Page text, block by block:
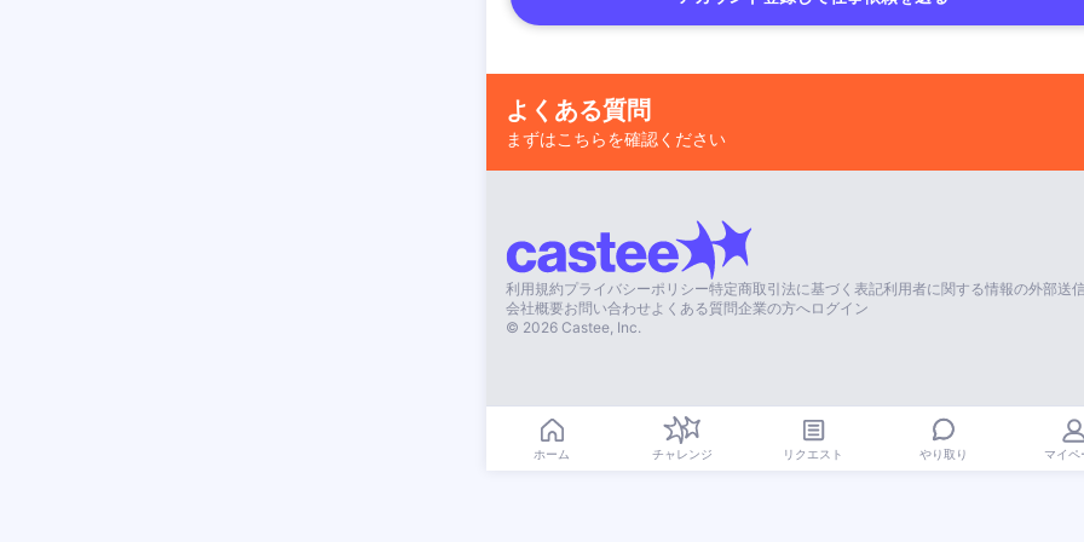
よくある質問
まずはこちらを確認ください
利用規約プライバシーポリシー特定商取引法に基づく表記利用者に関する情報の外部送
会社概要お問い合わせ よくある質問企業の方へログイン
© 2026 Castee, Inc.
ホーム チャレンジ リクエスト やり取り マイペ